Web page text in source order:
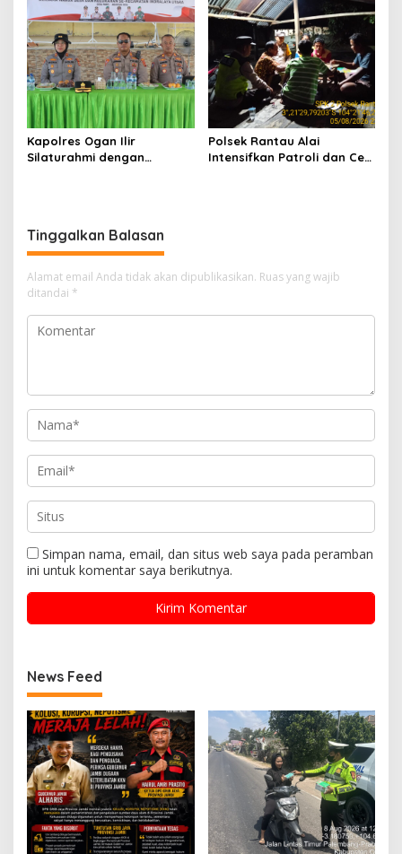
Kapolres Ogan Ilir
Silaturahmi dengan
Polsek Rantau Alai
Intensifkan Patroli dan Cek
Tinggalkan Balasan
Alamat email Anda tidak akan dipublikasikan. Ruas yang wajib
ditandai *
Simpan nama, email, dan situs web saya pada peramban
ini untuk komentar saya berikutnya.
News Feed